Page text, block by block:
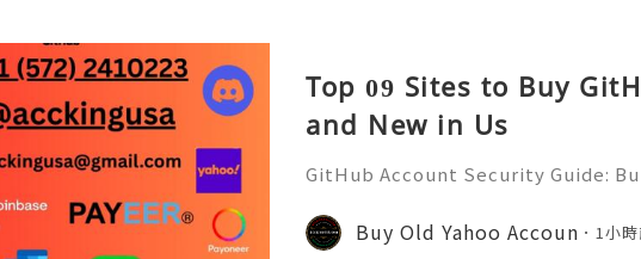
Top 09 Sites to Buy
and New in Us
GitHub Account Security Guide:
d's leading platforms for
ration. Millions of develo
Buy Old Yahoo Accoun 1小